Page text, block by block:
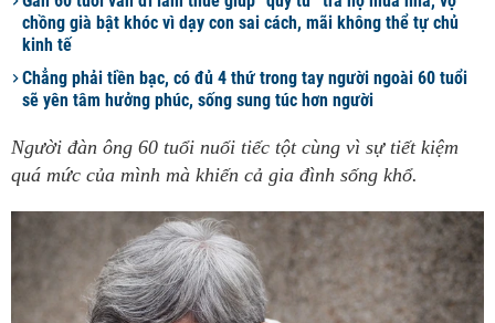
chồng già bật khóc vì dạy con sai cách, mãi không thể tự chủ
kinh tế
Chẳng phải tiền bạc, có đủ 4 thứ trong tay người ngoài 60 tuổi
sẽ yên tâm hưởng phúc, sống sung túc hơn người
Người đàn ông 60 tuổi nuối tiếc tột cùng vì sự tiết kiệm
quá mức của mình mà khiến cả gia đình sống khổ.